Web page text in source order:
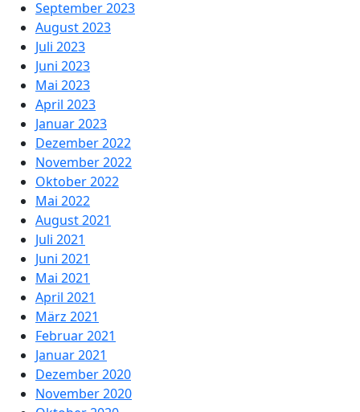
September 2023
August 2023
Juli 2023
Juni 2023
Mai 2023
April 2023
Januar 2023
Dezember 2022
November 2022
Oktober 2022
Mai 2022
August 2021
Juli 2021
Juni 2021
Mai 2021
April 2021
März 2021
Februar 2021
Januar 2021
Dezember 2020
November 2020